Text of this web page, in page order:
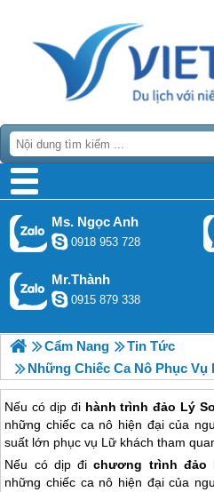
Ms. Ngọc Anh
0918 953 728
Mr.Thành
0915 879 338
Cẩm Nang
Tin Tức
Những Chiếc Ca Nô Phục Vụ
Nếu có dịp đi hành trình đảo Lý
những chiếc ca nô hiện đại của
suất lớn phục vụ Lữ khách tham
Nếu có dịp đichương trình đảo
những chiếc ca nô hiện đại của